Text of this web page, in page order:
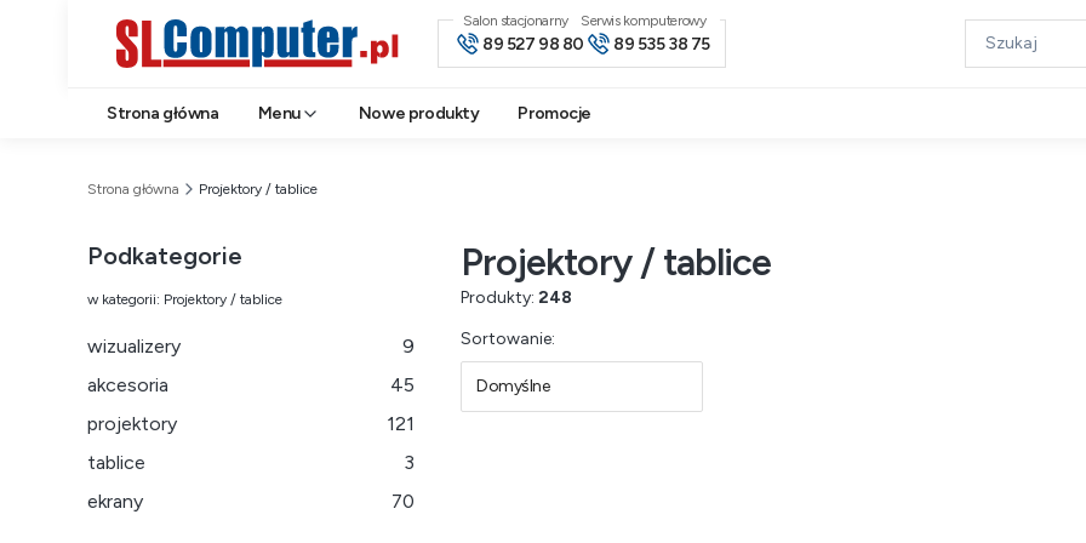
Salon stacjonarny
89 527 98 80 89 535 38 75
Strona główna Menu Nowe produkty Promocje
Strona główna Projektory / tablice
Podkategorie
w kategorii: Projektory / tablice
wizualizery
9
akcesoria
45
projektory
121
tablice
3
ekrany
70
Projektory / tablice
Produkty: 248
Lista produktów
Sortowanie:
Domyślne